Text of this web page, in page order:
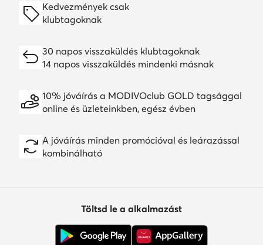
Kedvezmények csak
klubtagoknak
30 napos visszaküldés klubtagoknak
14 napos visszaküldés mindenki másnak
10% jóváírás a MODIVOclub GOLD tagsággal
online és üzleteinkben, egész évben
A jóváírás minden promócióval és leárazással
kombinálható
Töltsd le a alkalmazást